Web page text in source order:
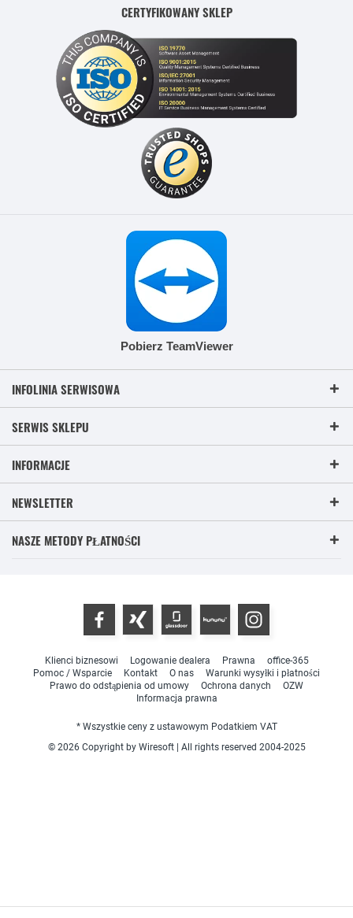
CERTYFIKOWANY SKLEP
Pobierz TeamViewer
INFOLINIA SERWISOWA
SERWIS SKLEPU
INFORMACJE
NEWSLETTER
NASZE METODY PŁATNOŚCI
Klienci biznesowi Logowanie dealera Prawna
office-365
Pomoc / Wsparcie
Kontakt O nas
Warunki wysyłki i płatności
Prawo do odstąpienia od umowy
Ochrona danych
OZW
Informacja prawna
* Wszystkie ceny z ustawowym Podatkiem VAT
© 2026 Copyright by Wiresoft | All rights reserved 2004-2025